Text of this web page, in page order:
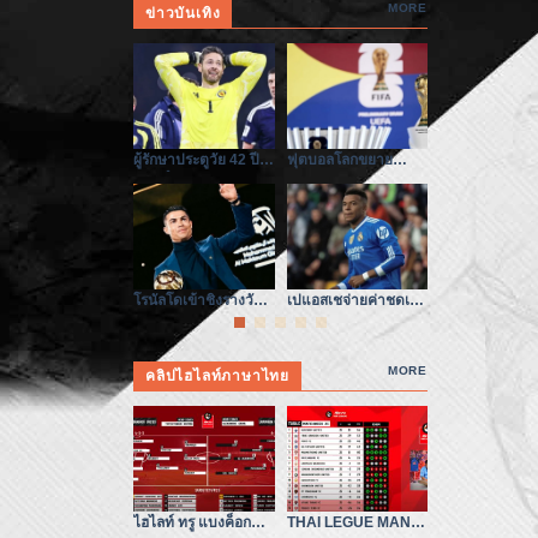
ข่าวบันเทิง MORE
ผู้รักษาประตูวัย 42 ปี
คว้าตั๋วฟุตบอลโลก –
หัวใจไม่ยอมแพ้
ฟุตบอลโลกขยาย
โควตาในเอเชีย จุด
เปลี่ยนของสมรภูมิ
เอเชีย
โรนัลโดเข้าชิงรางวัล
ในตะวันออกกลาง ยุค
เปลี่ยนผ่านแห่งบัลลังก์
ลูกหนัง
เปแอสเชจ่ายค่าชดเชย
ให้เอ็มบัปเป้ทะลุ 300
ฟีฟ่ากล่าวหา
– เมื่อความจ
เปิดโปงวงก
คลิปไฮไลท์ภาษาไทย
MORE
ไฮไลท์ ทรู แบงค็อก
THAI LEGUE MANIA
ทีมชาติไทย